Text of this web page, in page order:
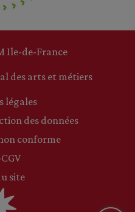
Ile-de-France
des arts et métiers
légales
des données
conforme
site